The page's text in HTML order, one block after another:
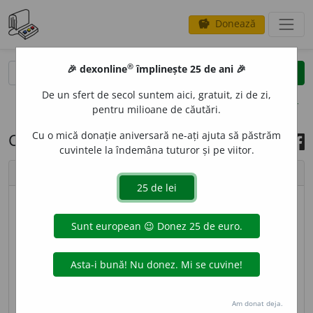
savings Donează
opțiuni
Cuvântul zilei, 22 martie 2022
© imagine Ștefania
etiaje, s. n.Nivel de referință al unui curs de
apă, stabilit pe baza nivelurilor minime anuale pe o
-ti-aj] – Dinfr.
🎉 dexonline® împlinește 25 de ani 🎉
De un sfert de secol suntem aici, gratuit, zi de zi,
pentru milioane de căutări.
Cu o mică donație aniversară ne-ați ajuta să păstrăm
cuvintele la îndemâna tuturor și pe viitor.
Am donat deja.